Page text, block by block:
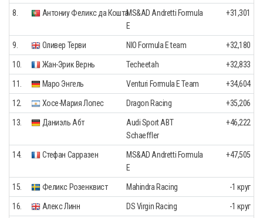
8. Антониу Феликс да КоштаMS&AD Andretti Formula
E
+31,301
9. Оливер Терви NIO Formula E team +32,180
10. Жан-Эрик Вернь Techeetah +32,833
11. Маро Энгель Venturi Formula E Team +34,604
12. Хосе-Мария Лопес Dragon Racing +35,206
13. Даниэль Абт
Audi Sport ABT
Schaeffler
+46,222
14. Стефан Сарразен
MS&AD Andretti Formula
E
+47,505
15. Феликс Розенквист Mahindra Racing -1 круг
16. Алекс Линн DS Virgin Racing -1 круг